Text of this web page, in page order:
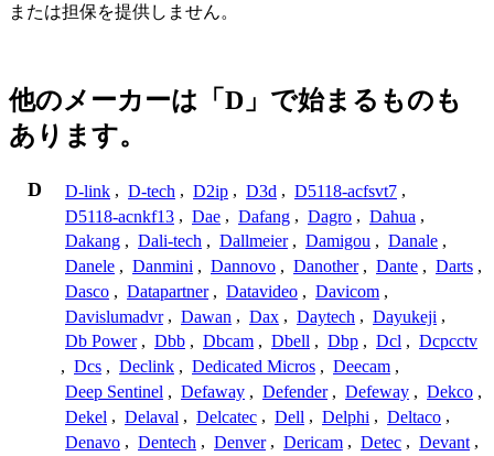
または担保を提供しません。
他のメーカーは「D」で始まるものも
あります。
D D-link , D-tech , D2ip , D3d , D5118-acfsvt7 ,
D5118-acnkf13 , Dae , Dafang , Dagro , Dahua ,
Dakang , Dali-tech , Dallmeier , Damigou , Danale ,
Danele , Danmini , Dannovo , Danother , Dante , Darts ,
Dasco , Datapartner , Datavideo , Davicom ,
Davislumadvr , Dawan , Dax , Daytech , Dayukeji ,
Db Power , Dbb , Dbcam , Dbell , Dbp , Dcl , Dcpcctv
, Dcs , Declink , Dedicated Micros , Deecam ,
Deep Sentinel , Defaway , Defender , Defeway , Dekco ,
Dekel , Delaval , Delcatec , Dell , Delphi , Deltaco ,
Denavo , Dentech , Denver , Dericam , Detec , Devant ,